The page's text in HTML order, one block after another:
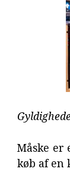
Måske er
køb af en